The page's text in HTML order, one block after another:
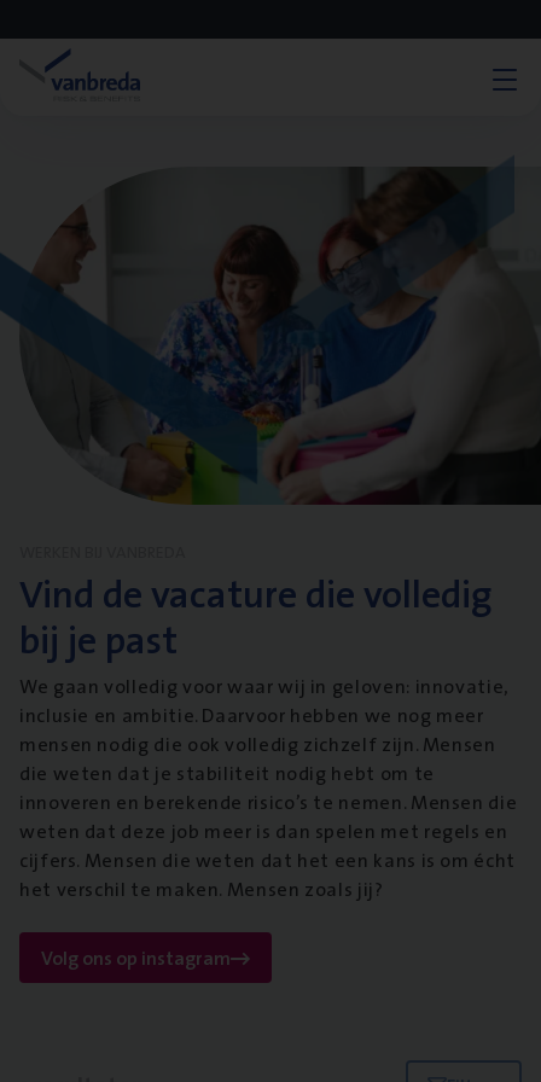
Vind de vacature die volledig
bij je past
We gaan volledig voor waar wij in geloven: innovatie,
inclusie en ambitie. Daarvoor hebben we nog meer
mensen nodig die ook volledig zichzelf zijn. Mensen
die weten dat je stabiliteit nodig hebt om te
innoveren en berekende risico’s te nemen. Mensen die
weten dat deze job meer is dan spelen met regels en
cijfers. Mensen die weten dat het een kans is om écht
het verschil te maken. Mensen zoals jij?
Volg ons op instagram